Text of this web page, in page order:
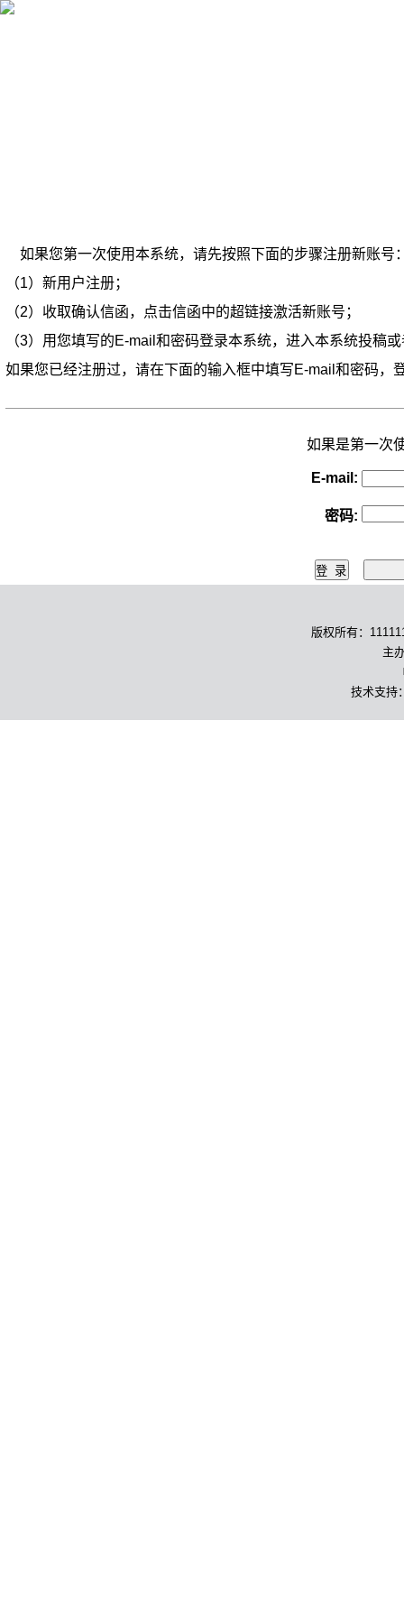
如果您第一次使用本系统，请先按照下面的步骤注册新账号
（1）新用户注册；
（2）收取确认信函，点击信函中的超链接激活新账号；
（3）用您填写的E-mail和密码登录本系统，进入本系统投稿
如果您已经注册过，请在下面的输入框中填写E-mail和密码，
如果是第一次
E-mail:
密码:
版权所有：
主
技术支持